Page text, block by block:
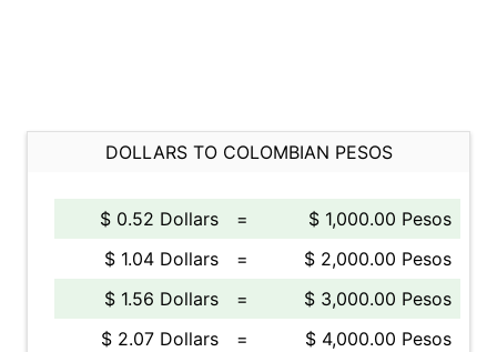
DOLLARS TO COLOMBIAN PESOS
$ 0.52 Dollars =
$ 1,000.00 Pesos
$ 1.04 Dollars
=
$ 2,000.00 Pesos
$ 1.56 Dollars
=
$ 3,000.00 Pesos
$ 2.07 Dollars
=
$ 4,000.00 Pesos